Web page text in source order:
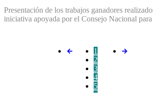
Presentación de los trabajos ganadores
iniciativa apoyada por el Consejo Nacional
1
2
3
4
5